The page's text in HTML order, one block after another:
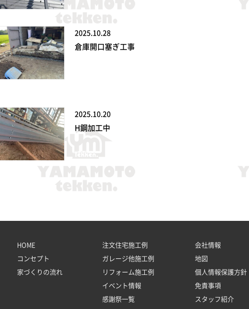
2025.10.28
倉庫開口塞ぎ工事
2025.10.20
H鋼加工中
HOME
コンセプト
家づくりの流れ
注文住宅施工例
ガレージ他施工例
リフォーム施工例
イベント情報
感謝祭一覧
会社情報
地図
個人情報保護方針
免責事項
スタッフ紹介